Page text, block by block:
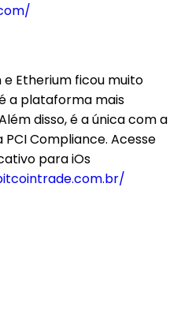
Etherium ficou muito
a plataforma mais
disso, é a única com a
Compliance. Acesse
para iOs